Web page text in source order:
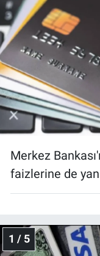
Merkez
faizlerine de
1 / 5
Yaşam
VEFATLAR